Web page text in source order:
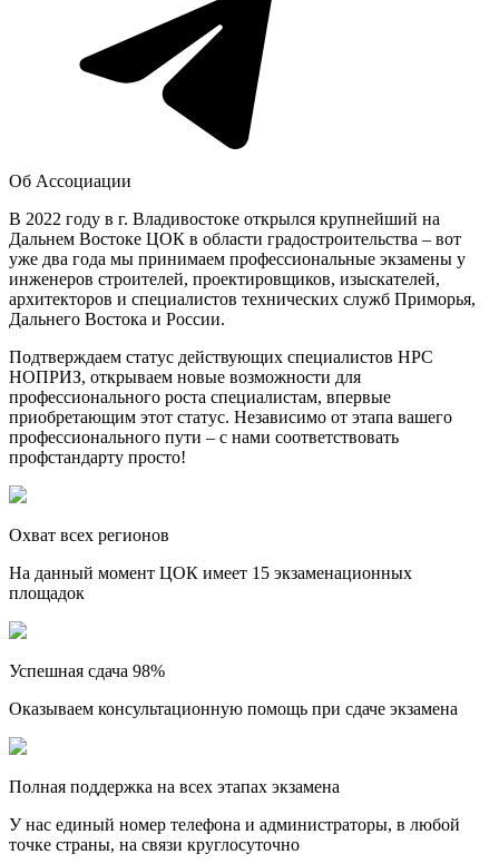
Об Ассоциации
В 2022 году в г. Владивостоке открылся крупнейший на
Дальнем Востоке ЦОК в области градостроительства – вот
уже два года мы принимаем профессиональные экзамены у
инженеров строителей, проектировщиков, изыскателей,
архитекторов и специалистов технических служб Приморья,
Дальнего Востока и России.
Подтверждаем статус действующих специалистов НРС
НОПРИЗ, открываем новые возможности для
профессионального роста специалистам, впервые
приобретающим этот статус. Независимо от этапа вашего
профессионального пути – с нами соответствовать
профстандарту просто!
Охват всех регионов
На данный момент ЦОК имеет 15 экзаменационных
площадок
Успешная сдача 98%
Оказываем консультационную помощь при сдаче экзамена
Полная поддержка на всех этапах экзамена
У нас единый номер телефона и администраторы, в любой
точке страны, на связи круглосуточно